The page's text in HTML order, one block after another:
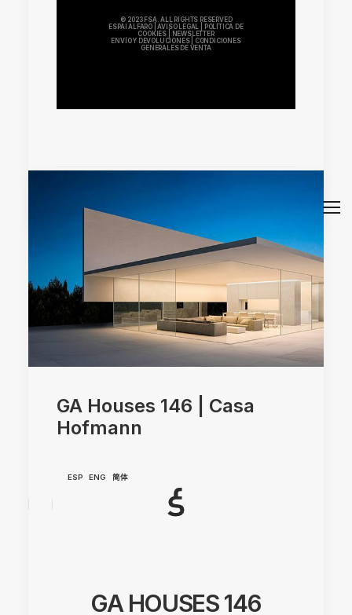
© 2023 FSA. ALL RIGHTS RESERVED
ESPAI ALFARO |AVISO LEGAL
POLÍTICA DE
COOKIES
NEWSLETTER
ENVÍO Y DEVOLUCIONES|
CONDICIONES
GENERALES DE VENTA
GA Houses 146 | Casa
Hofmann
ESP ENG 简体
GA HOUSES 146